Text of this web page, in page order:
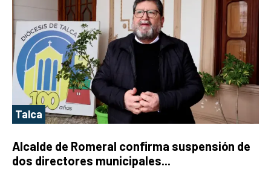
Talca
Alcalde de Romeral confirma suspensión de
dos directores municipales...